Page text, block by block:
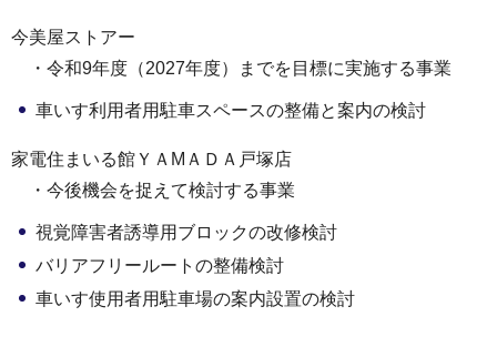
今美屋ストアー
・令和9年度（2027年度）までを目標に実施する事業
車いす利用者用駐車スペースの整備と案内の検討
家電住まいる館ＹＡМＡＤＡ戸塚店
・今後機会を捉えて検討する事業
視覚障害者誘導用ブロックの改修検討
バリアフリールートの整備検討
車いす使用者用駐車場の案内設置の検討